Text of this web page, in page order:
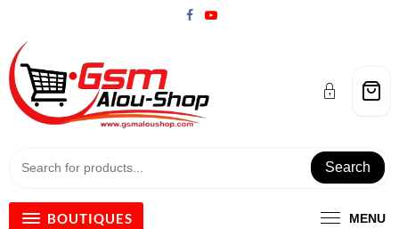
content
Search
BOUTIQUES MENU